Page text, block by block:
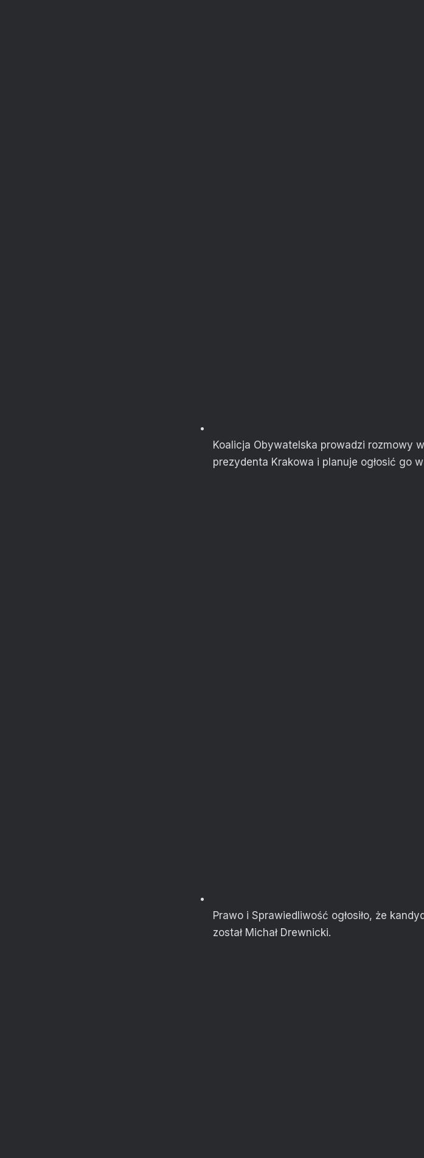
Koalicja Obywatelska prowadzi rozmowy
prezydenta Krakowa i planuje ogłosić go
Prawo i Sprawiedliwość ogłosiło, że
został Michał Drewnicki.